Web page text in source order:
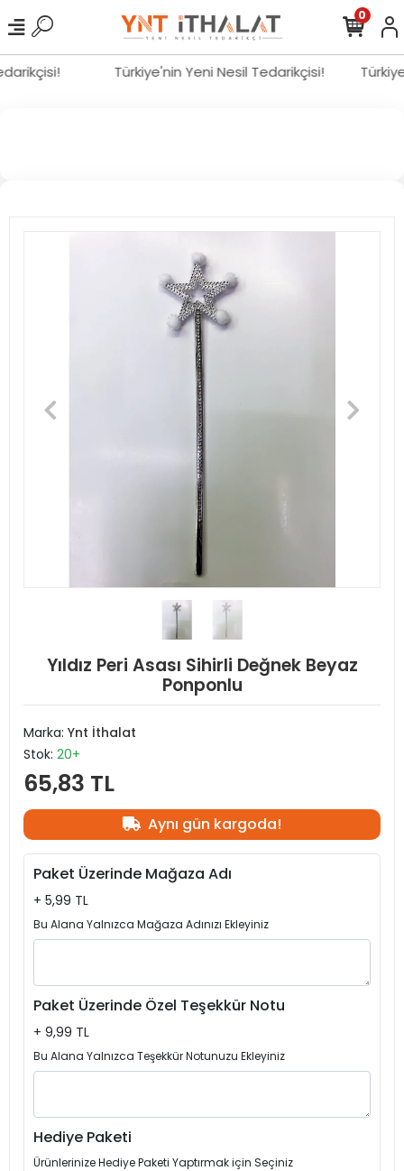
Türkiye'nin Yeni Nesil Tedarikçisi!
0
Yıldız Peri Asası Sihirli Değnek Beyaz
Ponponlu
Marka: Ynt İthalat
Stok: 20+
65,83 TL
Aynı gün kargoda!
Paket Üzerinde Mağaza Adı
+ 5,99 TL
Bu Alana Yalnızca Mağaza Adınızı Ekleyiniz
Paket Üzerinde Özel Teşekkür Notu
+ 9,99 TL
Bu Alana Yalnızca Teşekkür Notunuzu Ekleyiniz
Hediye Paketi
Ürünlerinize Hediye Paketi Yaptırmak için Seçiniz